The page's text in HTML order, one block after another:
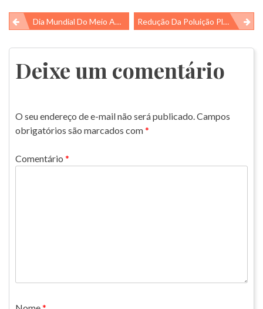
Navegação
de
Post
Dia Mundial Do Meio Ambiente De 2023 E O Plástico Redução Da Poluição Plástica
Deixe um comentário
O seu endereço de e-mail não será publicado.Campos
obrigatórios são marcados com*
Comentário *